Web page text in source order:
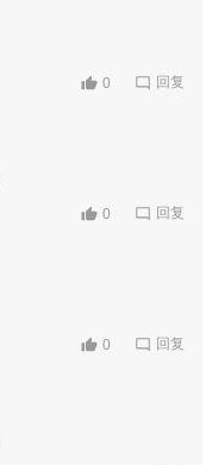
0 回复
0 回复
0 回复